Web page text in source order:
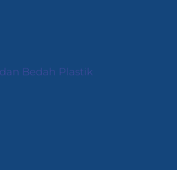
Bedah Plastik